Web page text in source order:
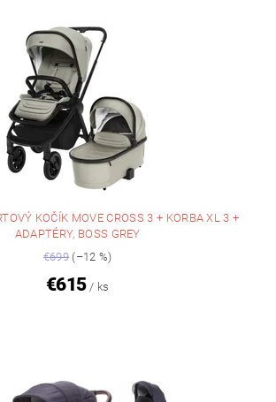
KOČÍK MOVE CROSS 3 + KORBA XL 3 +
ADAPTÉRY, BOSS GREY
€699 (–12 %)
€615 / ks